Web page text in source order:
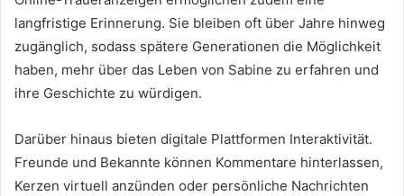
langfristige Erinnerung. Sie bleiben oft über Jahre hinweg
zugänglich, sodass spätere Generationen die Möglichkeit
haben, mehr über das Leben von Sabine zu erfahren und
ihre Geschichte zu würdigen.
Darüber hinaus bieten digitale Plattformen Interaktivität.
Freunde und Bekannte können Kommentare hinterlassen,
Kerzen virtuell anzünden oder persönliche Nachrichten